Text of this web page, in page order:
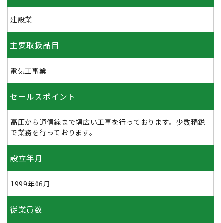
建設業
主要取扱品目
電気工事業
セールスポイント
高圧から通信線まで幅広い工事を行っております。少数精鋭
で業務を行っております。
設立年月
1999年06月
従業員数